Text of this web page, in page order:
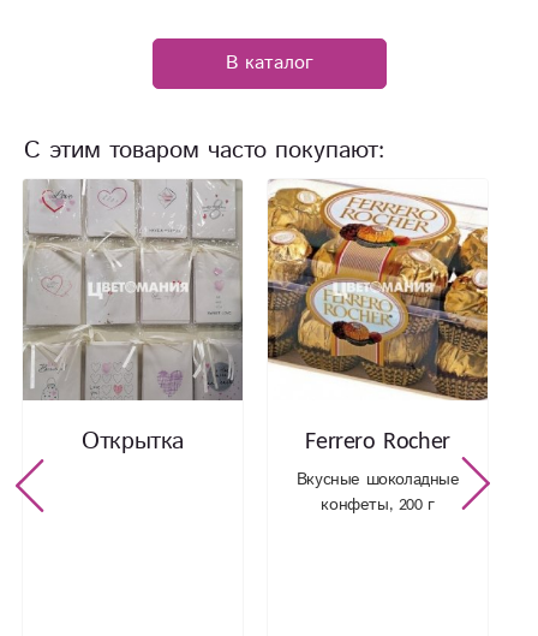
В каталог
С этим товаром часто покупают:
Открытка Ferrero Rocher
Вкусные шоколадные
конфеты, 200 г